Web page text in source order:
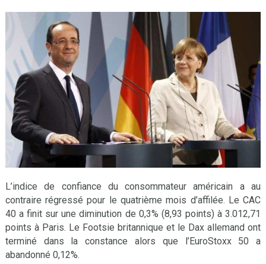
L’indice de confiance du consommateur américain a au
contraire régressé pour le quatrième mois d’affilée. Le CAC
40 a finit sur une diminution de 0,3% (8,93 points) à 3.012,71
points à Paris. Le Footsie britannique et le Dax allemand ont
terminé dans la constance alors que l’EuroStoxx 50 a
abandonné 0,12%.